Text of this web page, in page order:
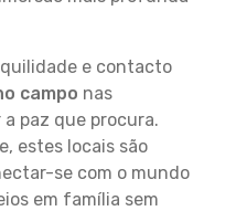
e contacto
campo nas
paz que procura.
estes locais são
se com o mundo
em família sem